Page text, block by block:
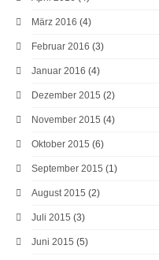
März 2016 (4)
Februar 2016 (3)
Januar 2016 (4)
Dezember 2015 (2)
November 2015 (4)
Oktober 2015 (6)
September 2015 (1)
August 2015 (2)
Juli 2015 (3)
Juni 2015 (5)